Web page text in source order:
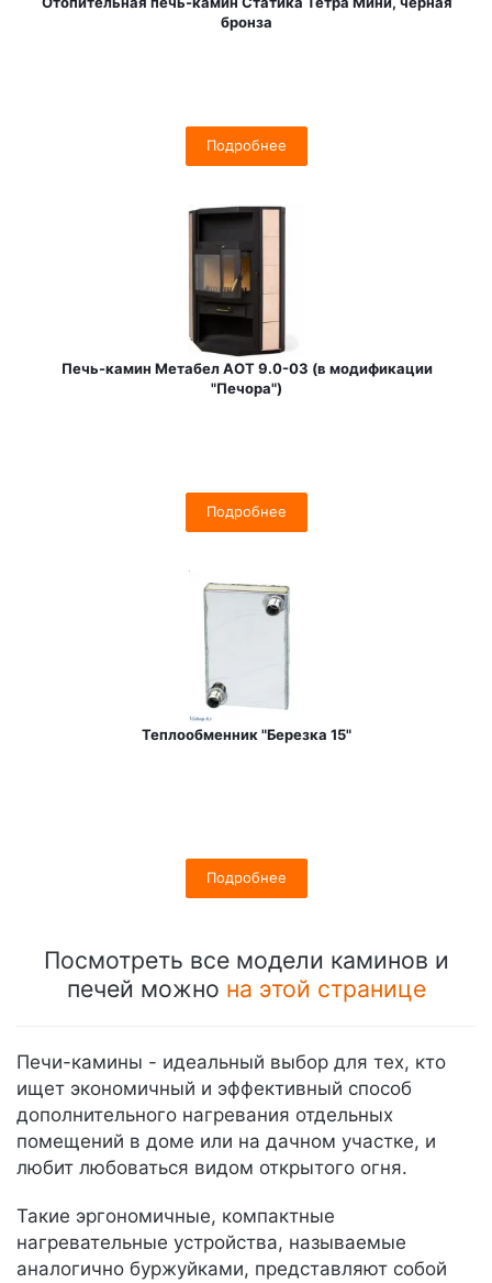
бронза
Подробнее
Печь-камин Метабел АОТ 9.0-03 (в модификации
"Печора")
Подробнее
Теплообменник "Березка 15"
Подробнее
Посмотреть все модели каминов и
печей можно на этой странице
Печи-камины - идеальный выбор для тех, кто
ищет экономичный и эффективный способ
дополнительного нагревания отдельных
помещений в доме или на дачном участке, и
любит любоваться видом открытого огня.
Такие эргономичные, компактные
нагревательные устройства, называемые
аналогично буржуйками, представляют собой